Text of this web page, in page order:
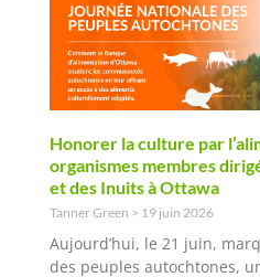
Honorer la culture par
organismes membres
et des Inuits à Ottawa
Tanner Green 19 juin 2026
Aujourd’hui, le 21 juin,
des peuples autochtones,